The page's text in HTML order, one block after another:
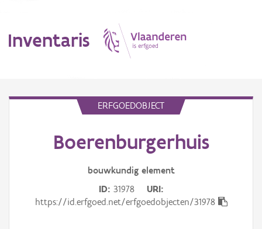
Inventaris
Erfgoedobject
ERFGOEDOBJECT
Boerenburgerhuis
bouwkundig element
ID 31978
URI
https://id.erfgoed.net/erfgoedobjecten/31978